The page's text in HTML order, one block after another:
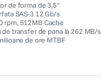
de forma de 3,5"
SAS-3 12 Gb/s
rpm, 512MB Cache
de transfer de pana la 262 MB/s
de ore MTBF